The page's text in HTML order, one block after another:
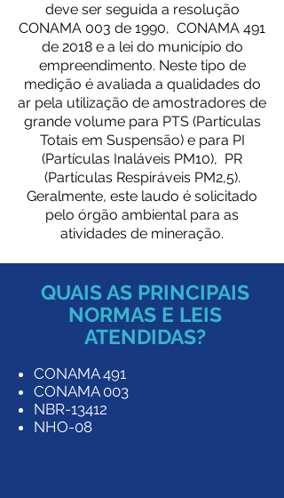
deve ser seguida a resolução
CONAMA 003 de 1990, CONAMA 491
de 2018 e a lei do município do
empreendimento. Neste tipo de
medição é avaliada a qualidades do
ar pela utilização de amostradores de
grande volume para PTS (Partículas
Totais em Suspensão) e para PI
(Partículas Inaláveis PM10), PR
(Partículas Respiráveis PM2,5).
Geralmente, este laudo é solicitado
pelo órgão ambiental para as
atividades de mineração.
QUAIS AS PRINCIPAIS
NORMAS E LEIS
ATENDIDAS?
CONAMA 491
CONAMA 003
NBR-13412
NHO-08